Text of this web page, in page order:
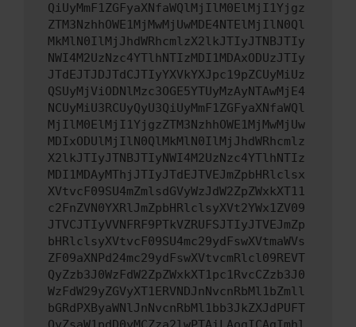
QiUyMmF1ZGFyaXNfaWQlMjIlM0ElMjI1Yjgz
ZTM3NzhhOWE1MjMwMjUwMDE4NTElMjIlN0Ql
MkMlN0IlMjJhdWRhcmlzX2lkJTIyJTNBJTIy
NWI4M2UzNzc4YTlhNTIzMDI1MDAxODUzJTIy
JTdEJTJDJTdCJTIyYXVkYXJpc19pZCUyMiUz
QSUyMjViODNlMzc3OGE5YTUyMzAyNTAwMjE4
NCUyMiU3RCUyQyU3QiUyMmF1ZGFyaXNfaWQl
MjIlM0ElMjI1YjgzZTM3NzhhOWE1MjMwMjUw
MDIxODUlMjIlN0QlMkMlN0IlMjJhdWRhcmlz
X2lkJTIyJTNBJTIyNWI4M2UzNzc4YTlhNTIz
MDI1MDAyMThjJTIyJTdEJTVEJmZpbHRlclsx
XVtvcF09SU4mZmlsdGVyWzJdW2ZpZWxkXT11
c2FnZVN0YXRlJmZpbHRlclsyXVt2YWx1ZV09
JTVCJTIyVVNFRF9PTkVZRUFSJTIyJTVEJmZp
bHRlclsyXVtvcF09SU4mc29ydFswXVtmaWVs
ZF09aXNPd24mc29ydFswXVtvcmRlcl09REVT
QyZzb3J0WzFdW2ZpZWxkXT1pc1RvcCZzb3J0
WzFdW29yZGVyXT1ERVNDJnNvcnRbMl1bZmll
bGRdPXByaWNlJnNvcnRbMl1bb3JkZXJdPUFT